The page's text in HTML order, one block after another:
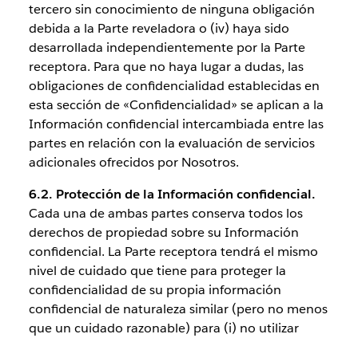
tercero sin conocimiento de ninguna obligación
debida a la Parte reveladora o (iv) haya sido
desarrollada independientemente por la Parte
receptora. Para que no haya lugar a dudas, las
obligaciones de confidencialidad establecidas en
esta sección de «Confidencialidad» se aplican a la
Información confidencial intercambiada entre las
partes en relación con la evaluación de servicios
adicionales ofrecidos por Nosotros.
6.2. Protección de la Información confidencial.
Cada una de ambas partes conserva todos los
derechos de propiedad sobre su Información
confidencial. La Parte receptora tendrá el mismo
nivel de cuidado que tiene para proteger la
confidencialidad de su propia información
confidencial de naturaleza similar (pero no menos
que un cuidado razonable) para (i) no utilizar